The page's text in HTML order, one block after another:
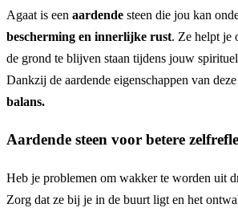
Agaat is een aardende steen die jou kan
bescherming en innerlijke rust. Ze helpt je
de grond te blijven staan tijdens jouw
Dankzij de aardende eigenschappen van
balans.
Aardende steen voor betere
Heb je problemen om wakker te worden uit
Zorg dat ze bij je in de buurt ligt en het